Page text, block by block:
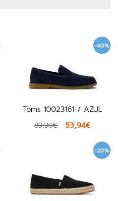
-40%
Toms 10023161 / AZUL
89,90€ 53,94€
-20%